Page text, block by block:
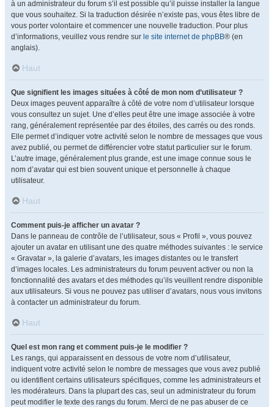
à un administrateur du forum s’il est possible qu’il puisse installer la langue
que vous souhaitez. Si la traduction désirée n’existe pas, vous êtes libre de
vous porter volontaire et commencer une nouvelle traduction. Pour plus
d’informations, veuillez vous rendre sur le site internet de phpBB® (en
anglais).
Haut
Que signifient les images situées à côté de mon nom d’utilisateur ?
Deux images peuvent apparaître à côté de votre nom d’utilisateur lorsque
vous consultez un sujet. Une d’elles peut être une image associée à votre
rang, généralement représentée par des étoiles, des carrés ou des ronds.
Elle permet d’indiquer votre activité selon le nombre de messages que vous
avez publié, ou permet de différencier votre statut particulier sur le forum.
L’autre image, généralement plus grande, est une image connue sous le
nom d’avatar qui est bien souvent unique et personnelle à chaque
utilisateur.
Haut
Comment puis-je afficher un avatar ?
Dans le panneau de contrôle de l’utilisateur, sous « Profil », vous pouvez
ajouter un avatar en utilisant une des quatre méthodes suivantes : le service
« Gravatar », la galerie d’avatars, les images distantes ou le transfert
d’images locales. Les administrateurs du forum peuvent activer ou non la
fonctionnalité des avatars et des méthodes qu’ils veuillent rendre disponible
aux utilisateurs. Si vous ne pouvez pas utiliser d’avatars, nous vous invitons
à contacter un administrateur du forum.
Haut
Quel est mon rang et comment puis-je le modifier ?
Les rangs, qui apparaissent en dessous de votre nom d’utilisateur,
indiquent votre activité selon le nombre de messages que vous avez publié
ou identifient certains utilisateurs spécifiques, comme les administrateurs et
les modérateurs. Dans la plupart des cas, seul un administrateur du forum
peut modifier le texte des rangs du forum. Merci de ne pas abuser de ce